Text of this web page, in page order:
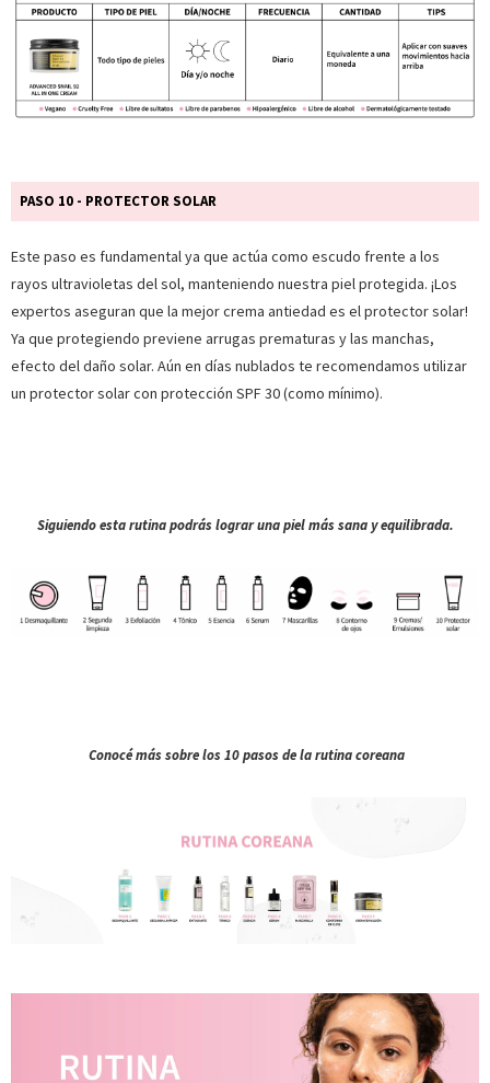
PASO 10 - PROTECTOR SOLAR
Este paso es fundamental ya que actúa como escudo frente a los
rayos ultravioletas del sol, manteniendo nuestra piel protegida. ¡Los
expertos aseguran que la mejor crema antiedad es el protector solar!
Ya que protegiendo previene arrugas prematuras y las manchas,
efecto del daño solar. Aún en días nublados te recomendamos utilizar
un protector solar con protección SPF 30 (como mínimo).
Siguiendo esta rutina podrás lograr una piel más sana y equilibrada.
Conocé más sobre los 10 pasos de la rutina coreana